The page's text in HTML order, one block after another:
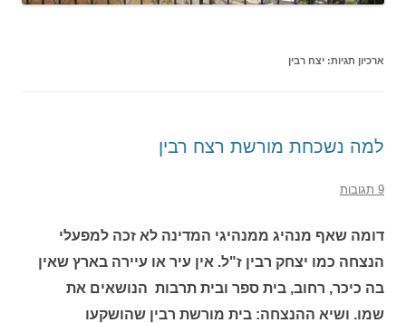
ארכיון תגיות: יצח רבין
למה נשכחת מורשת רצח רבין
9 תגובות
דומה שאף מנהיג ממנהיגי המדינה לא זכה למפעלי
הנצחה כמו יצחק רבין ז"ל. אין עיר או עיירה בארץ שאין
בה כיכר, רחוב, בית ספר ובית תרבות הנושאים את
שמו. ושיא ההנצחה: בית מורשת רבין שהושקעו